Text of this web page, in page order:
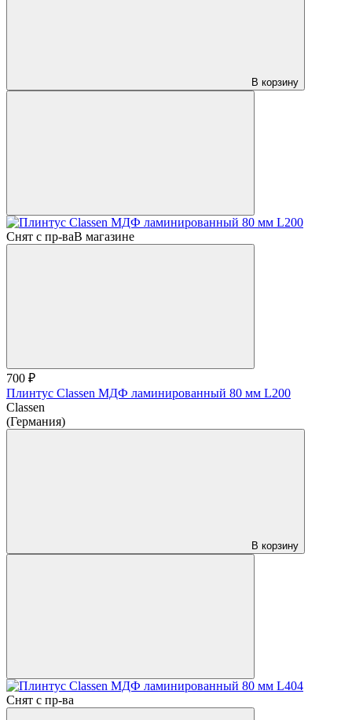
В корзину
Снят с пр-ваВ магазине
700 ₽
Плинтус Classen МДФ ламинированный 80 мм L200
Classen
(Германия)
В корзину
Снят с пр-ва